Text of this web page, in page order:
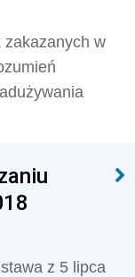
zakazanych w
z 5 lipca